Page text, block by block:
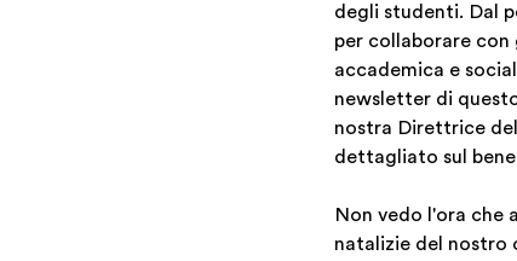
degli studenti. Dal
per collaborare con
accademica e
newsletter di
nostra Direttrice
dettagliato sul
Non vedo l'ora che
natalizie del nostro